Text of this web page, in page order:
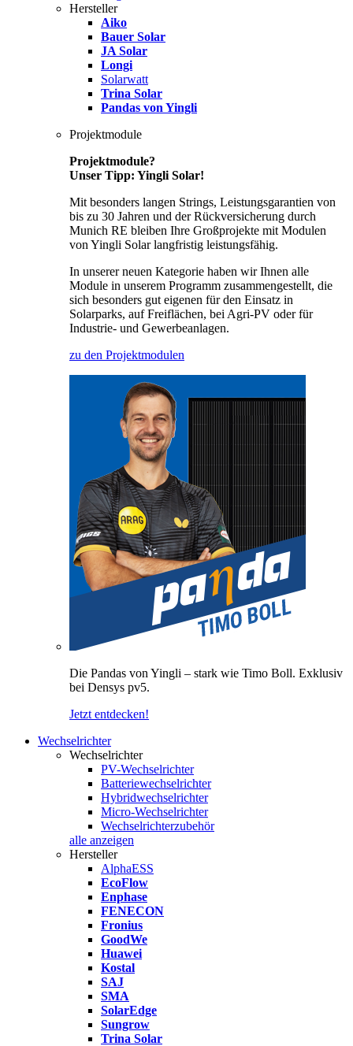
Hersteller
Aiko
Bauer Solar
JA Solar
Longi
Solarwatt
Trina Solar
Pandas von Yingli
Projektmodule
Projektmodule?
Unser Tipp: Yingli Solar!
Mit besonders langen Strings, Leistungsgarantien von
bis zu 30 Jahren und der Rückversicherung durch
Munich RE bleiben Ihre Großprojekte mit Modulen
von Yingli Solar langfristig leistungsfähig.
In unserer neuen Kategorie haben wir Ihnen alle
Module in unserem Programm zusammengestellt, die
sich besonders gut eigenen für den Einsatz in
Solarparks, auf Freiflächen, bei Agri-PV oder für
Industrie- und Gewerbeanlagen.
zu den Projektmodulen
Die Pandas von Yingli – stark wie Timo Boll. Exklusiv
bei Densys pv5.
Jetzt entdecken!
Wechselrichter
Wechselrichter
PV-Wechselrichter
Batteriewechselrichter
Hybridwechselrichter
Micro-Wechselrichter
Wechselrichterzubehör
alle anzeigen
Hersteller
AlphaESS
EcoFlow
Enphase
FENECON
Fronius
GoodWe
Huawei
Kostal
SAJ
SMA
SolarEdge
Sungrow
Trina Solar